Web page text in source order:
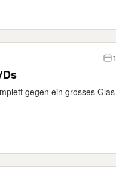
gegen ein grosses